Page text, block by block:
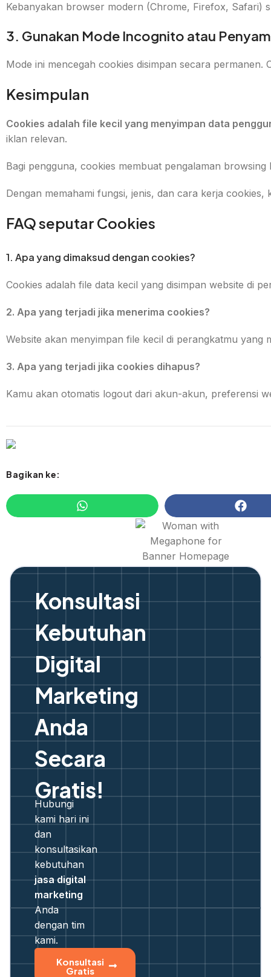
Kebanyakan browser modern (Chrome, Firefox, Safari)
3. Gunakan Mode Incognito atau
Mode ini mencegah cookies disimpan secara
Kesimpulan
Cookies adalah file kecil yang menyimpan data
iklan relevan.
Bagi pengguna, cookies membuat pengalaman
Dengan memahami fungsi, jenis, dan cara kerja
FAQ seputar Cookies
1. Apa yang dimaksud dengan cookies?
Cookies adalah file data kecil yang disimpan website di
2. Apa yang terjadi jika menerima cookies?
Website akan menyimpan file kecil di perangkatmu
3. Apa yang terjadi jika cookies dihapus?
Kamu akan otomatis logout dari akun-akun, preferensi
Bagikan ke:
Konsultasi
Kebutuhan
Digital
Marketing
Anda
Secara
Gratis!
Hubungi
kami hari ini
dan
konsultasikan
kebutuhan
jasa digital
marketing
Anda
dengan tim
kami.
Konsultasi
Gratis